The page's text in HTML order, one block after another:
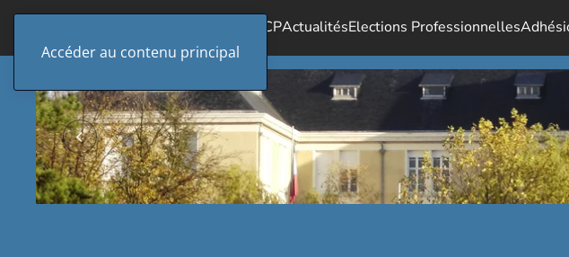
Accéder au contenu principal
Le SICPActualitésElections Professionnelles